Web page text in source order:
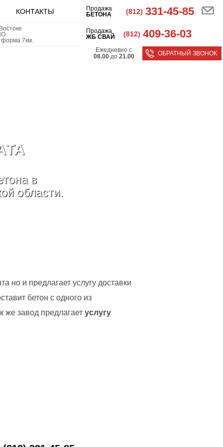
КОНТАКТЫ
7км.
Продажа
БЕТОНА
(812) 331-45-85
Продажа
ЖБ СВАЙ
(812) 409-36-03
Ежедневно с
08.00до 21.00 ОБРАТНЫЙ ЗВОНОК
в
области.
но и предлагает услугу доставки
бетон с одного из
же завод предлагает услугу